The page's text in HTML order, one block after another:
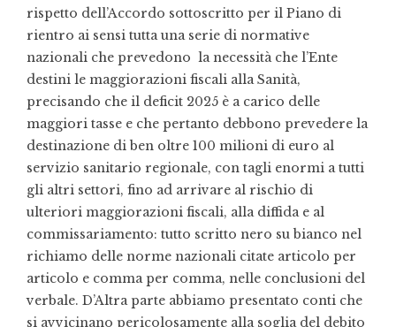
rispetto dell’Accordo sottoscritto per il Piano di
rientro ai sensi tutta una serie di normative
nazionali che prevedono la necessità che l’Ente
destini le maggiorazioni fiscali alla Sanità,
precisando che il deficit 2025 è a carico delle
maggiori tasse e che pertanto debbono prevedere la
destinazione di ben oltre 100 milioni di euro al
servizio sanitario regionale, con tagli enormi a tutti
gli altri settori, fino ad arrivare al rischio di
ulteriori maggiorazioni fiscali, alla diffida e al
commissariamento: tutto scritto nero su bianco nel
richiamo delle norme nazionali citate articolo per
articolo e comma per comma, nelle conclusioni del
verbale. D’Altra parte abbiamo presentato conti che
si avvicinano pericolosamente alla soglia del debito